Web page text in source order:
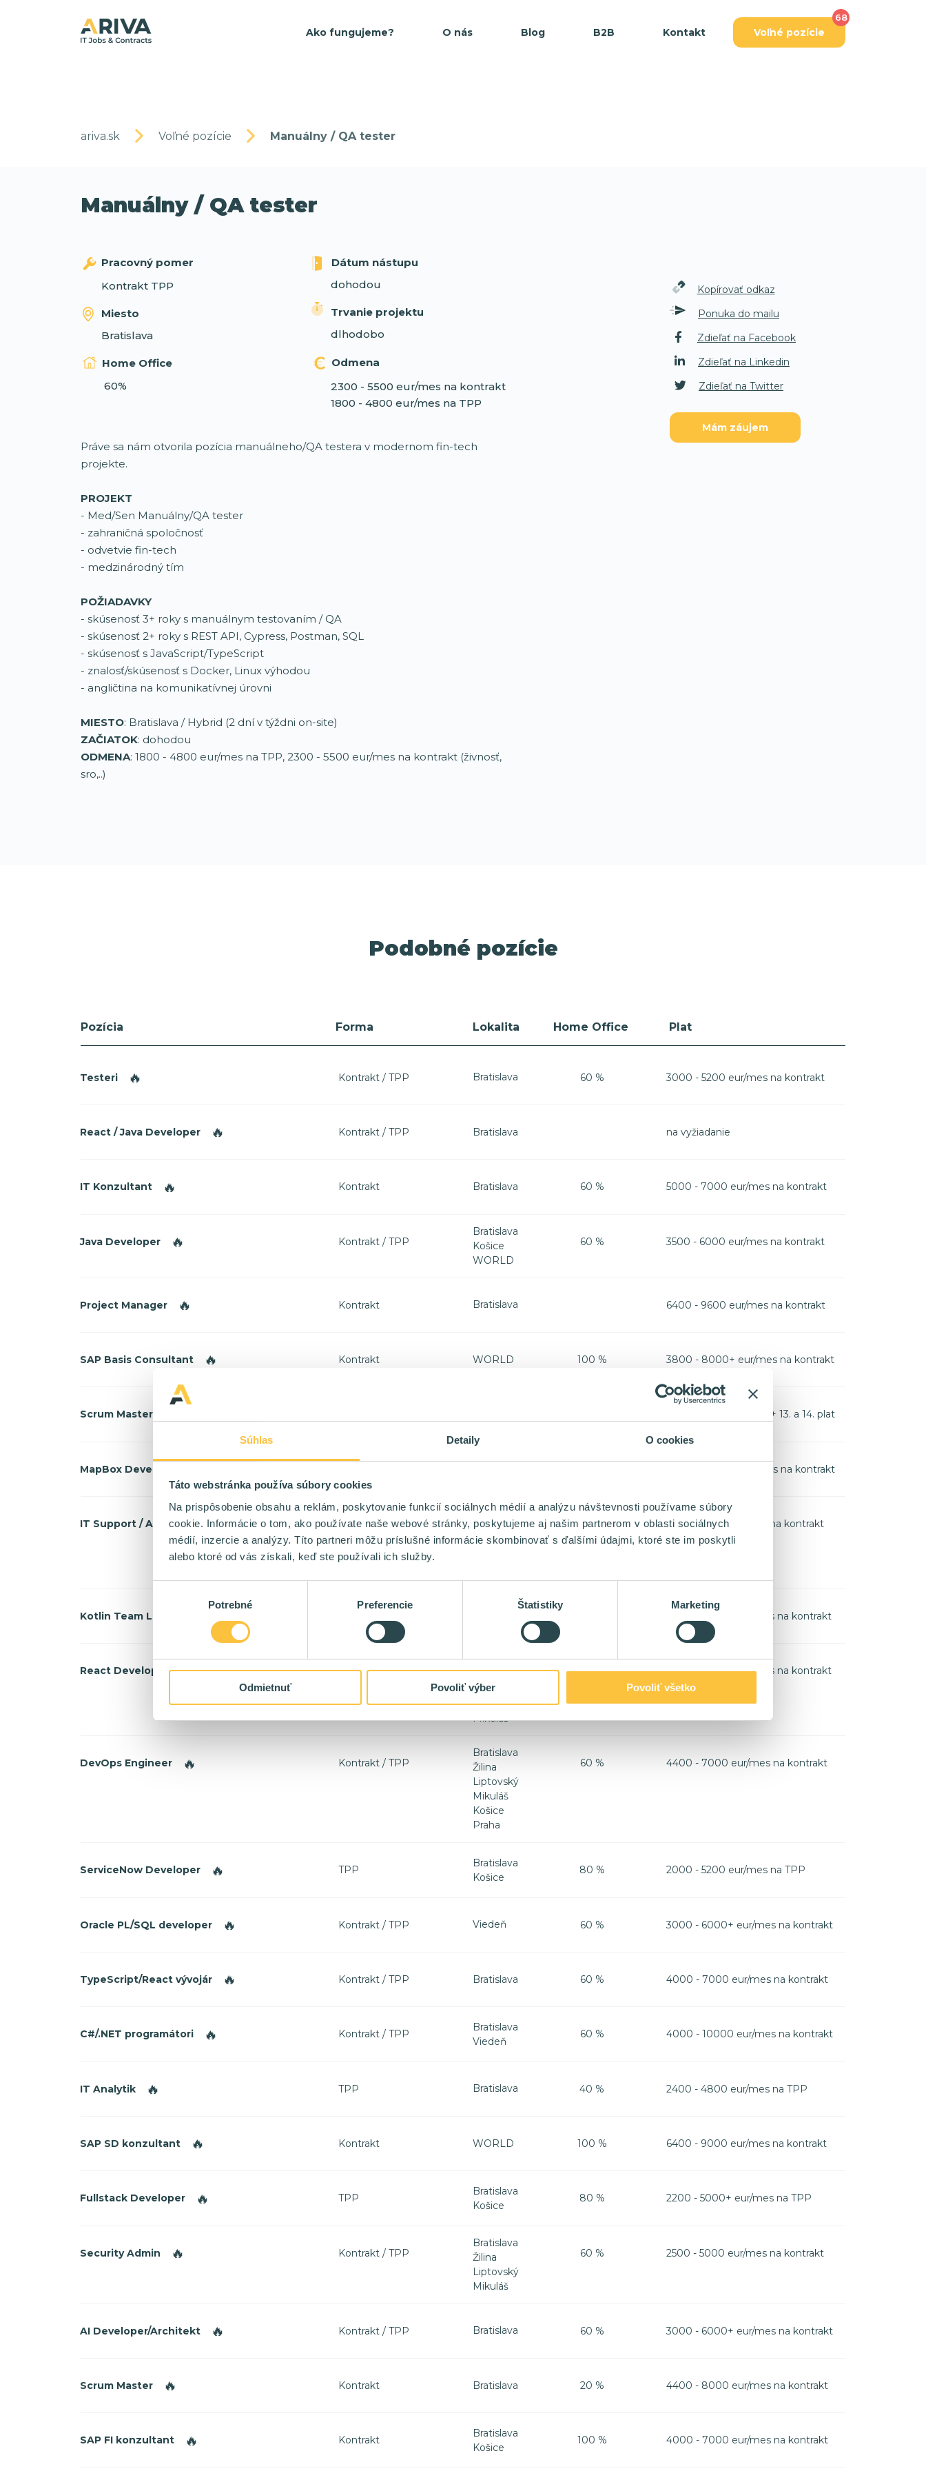
Súhlas Detaily O cookies
Táto webstránka používa súbory cookies
Na prispôsobenie obsahu a reklám, poskytovanie funkcií sociálnych médií a analýzu návštevnosti používame súbory
cookie. Informácie o tom, ako používate naše webové stránky, poskytujeme aj našim partnerom v oblasti sociálnych
médií, inzercie a analýzy. Títo partneri môžu príslušné informácie skombinovať s ďalšími údajmi, ktoré ste im poskytli
alebo ktoré od vás získali, keď ste používali ich služby.
Potrebné Preferencie Štatistiky Marketing
Odmietnuť Povoliť výber Povoliť všetko
Ako fungujeme? O nás Blog B2B Kontakt Voľné pozície
68
ariva.sk Voľné pozície Manuálny / QA tester
Manuálny / QA tester
Pracovný pomer
Kontrakt TPP
Miesto
Bratislava
Home Office
60%
Dátum nástupu
dohodou
Trvanie projektu
dlhodobo
Odmena
2300 - 5500 eur/mes na kontrakt
1800 - 4800 eur/mes na TPP
Práve sa nám otvorila pozícia manuálneho/QA testera v modernom fin-tech
projekte.
PROJEKT
- Med/Sen Manuálny/QA tester
- zahraničná spoločnosť
- odvetvie fin-tech
- medzinárodný tím
POŽIADAVKY
- skúsenosť 3+ roky s manuálnym testovaním / QA
- skúsenosť 2+ roky s REST API, Cypress, Postman, SQL
- skúsenosť s JavaScript/TypeScript
- znalosť/skúsenosť s Docker, Linux výhodou
- angličtina na komunikatívnej úrovni
MIESTO: Bratislava / Hybrid (2 dní v týždni on-site)
ZAČIATOK: dohodou
ODMENA: 1800 - 4800 eur/mes na TPP, 2300 - 5500 eur/mes na kontrakt (živnosť,
sro,..)
Kopírovať odkaz
Ponuka do mailu
Zdieľať na Facebook
Zdieľať na Linkedin
Zdieľať na Twitter
Mám záujem
Podobné pozície
Pozícia Forma Lokalita Home Office Plat
Testeri 🔥 Kontrakt / TPP Bratislava 60 % 3000 - 5200 eur/mes na kontrakt
React / Java Developer 🔥 Kontrakt / TPP Bratislava na vyžiadanie
IT Konzultant 🔥 Kontrakt Bratislava 60 % 5000 - 7000 eur/mes na kontrakt
Java Developer 🔥 Kontrakt / TPP
Bratislava
Košice
WORLD
60 % 3500 - 6000 eur/mes na kontrakt
Project Manager 🔥 Kontrakt Bratislava 6400 - 9600 eur/mes na kontrakt
SAP Basis Consultant 🔥 Kontrakt WORLD 100 % 3800 - 8000+ eur/mes na kontrakt
Scrum Master 2500 - 2800 eur/mes + 13. a 14. plat
MapBox Developer 3000 do 5000 eur/mes na kontrakt
IT Support / Admin / Architekt 🔥 Kontrakt / TPP
Bratislava
Žilina
Liptovský
40 % 1900 - 5800 eur/mes na kontrakt
Kotlin Team Lead 5000 - 7600+ eur/mes na kontrakt
React Developer 🔥 Kontrakt / TPP
Bratislava
Košice
Žilina
Liptovský
Mikuláš
60 % 3600 - 6000+ eur/mes na kontrakt
DevOps Engineer 🔥 Kontrakt / TPP
Bratislava
Žilina
Liptovský
Mikuláš
Košice
Praha
60 % 4400 - 7000 eur/mes na kontrakt
ServiceNow Developer 🔥 TPP
Bratislava
Košice
80 % 2000 - 5200 eur/mes na TPP
Oracle PL/SQL developer 🔥 Kontrakt / TPP Viedeň 60 % 3000 - 6000+ eur/mes na kontrakt
TypeScript/React vývojár 🔥 Kontrakt / TPP Bratislava 60 % 4000 - 7000 eur/mes na kontrakt
C#/.NET programátori 🔥 Kontrakt / TPP
Bratislava
Viedeň
60 % 4000 - 10000 eur/mes na kontrakt
IT Analytik 🔥 TPP Bratislava 40 % 2400 - 4800 eur/mes na TPP
SAP SD konzultant 🔥 Kontrakt WORLD 100 % 6400 - 9000 eur/mes na kontrakt
Fullstack Developer 🔥 TPP
Bratislava
Košice
80 % 2200 - 5000+ eur/mes na TPP
Security Admin 🔥 Kontrakt / TPP
Bratislava
Žilina
Liptovský
Mikuláš
60 % 2500 - 5000 eur/mes na kontrakt
AI Developer/Architekt 🔥 Kontrakt / TPP Bratislava 60 % 3000 - 6000+ eur/mes na kontrakt
Scrum Master 🔥 Kontrakt Bratislava 20 % 4400 - 8000 eur/mes na kontrakt
SAP FI konzultant 🔥 Kontrakt
Bratislava
Košice
100 % 4000 - 7000 eur/mes na kontrakt